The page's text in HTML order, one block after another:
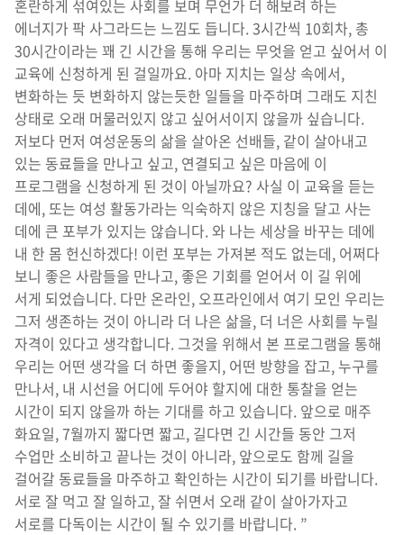
혼란하게 섞여있는 사회를 보며 무언가 더 해보려 하는
에너지가 팍 사그라드는 느낌도 듭니다. 3시간씩 10회차, 총
30시간이라는 꽤 긴 시간을 통해 우리는 무엇을 얻고 싶어서 이
교육에 신청하게 된 걸일까요. 아마 지치는 일상 속에서,
변화하는 듯 변화하지 않는듯한 일들을 마주하며 그래도 지친
상태로 오래 머물러있지 않고 싶어서이지 않을까 싶습니다.
저보다 먼저 여성운동의 삶을 살아온 선배들, 같이 살아내고
있는 동료들을 만나고 싶고, 연결되고 싶은 마음에 이
프로그램을 신청하게 된 것이 아닐까요? 사실 이 교육을 듣는
데에, 또는 여성 활동가라는 익숙하지 않은 지칭을 달고 사는
데에 큰 포부가 있지는 않습니다. 와 나는 세상을 바꾸는 데에
내 한 몸 헌신하겠다! 이런 포부는 가져본 적도 없는데, 어쩌다
보니 좋은 사람들을 만나고, 좋은 기회를 얻어서 이 길 위에
서게 되었습니다. 다만 온라인, 오프라인에서 여기 모인 우리는
그저 생존하는 것이 아니라 더 나은 삶을, 더 너은 사회를 누릴
자격이 있다고 생각합니다. 그것을 위해서 본 프로그램을 통해
우리는 어떤 생각을 더 하면 좋을지, 어떤 방향을 잡고, 누구를
만나서, 내 시선을 어디에 두어야 할지에 대한 통찰을 얻는
시간이 되지 않을까 하는 기대를 하고 있습니다. 앞으로 매주
화요일, 7월까지 짧다면 짧고, 길다면 긴 시간들 동안 그저
수업만 소비하고 끝나는 것이 아니라, 앞으로도 함께 길을
걸어갈 동료들을 마주하고 확인하는 시간이 되기를 바랍니다.
서로 잘 먹고 잘 일하고, 잘 쉬면서 오래 같이 살아가자고
서로를 다독이는 시간이 될 수 있기를 바랍니다. ”